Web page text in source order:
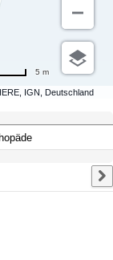
IGN, Deutschland
5 m